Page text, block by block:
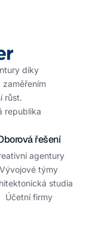
díky
zaměřením
růst.
republika
řešení
agentury
Vývojové týmy
studia
Účetní firmy